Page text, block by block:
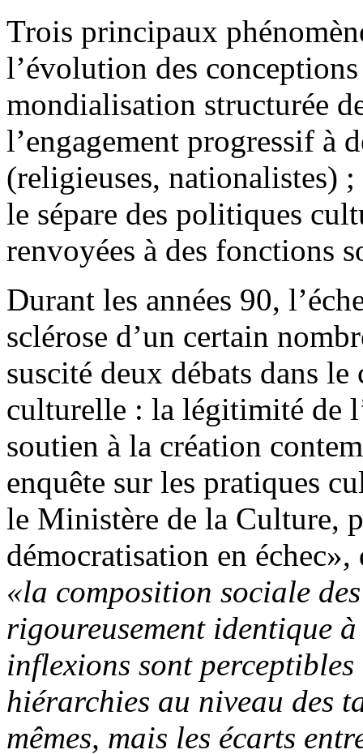
Trois principaux
l’évolution des
mondialisation structurée
l’engagement progressif à
(religieuses, nationalistes)
le sépare des politiques
renvoyées à des fonctions
Durant les années 90,
sclérose d’un certain
suscité deux débats dans
culturelle : la légitimité de
soutien à la création
enquête sur les pratiques
le Ministère de la Culture,
démocratisation en
«la composition sociale
rigoureusement identique
inflexions sont
hiérarchies au niveau des
mêmes, mais les écarts